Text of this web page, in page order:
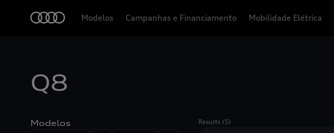
Modelos Campanhas e Financiamento Mobilidade Elétrica
Q8
Modelos Results (5)